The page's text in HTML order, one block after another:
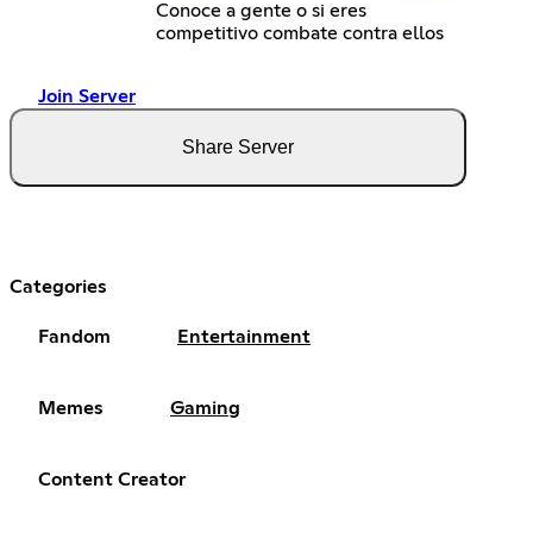
Conoce a gente o si eres
competitivo combate contra ellos
Join Server
Share Server
Categories
Fandom Entertainment
Memes Gaming
Content Creator